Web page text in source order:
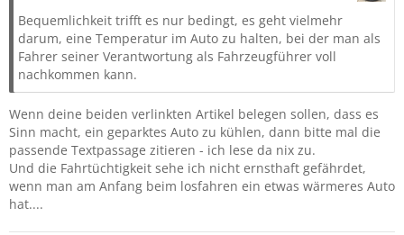
Bequemlichkeit trifft es nur bedingt, es geht vielmehr
darum, eine Temperatur im Auto zu halten, bei der man als
Fahrer seiner Verantwortung als Fahrzeugführer voll
nachkommen kann.
Wenn deine beiden verlinkten Artikel belegen sollen, dass es
Sinn macht, ein geparktes Auto zu kühlen, dann bitte mal die
passende Textpassage zitieren - ich lese da nix zu.
Und die Fahrtüchtigkeit sehe ich nicht ernsthaft gefährdet,
wenn man am Anfang beim losfahren ein etwas wärmeres Auto
hat....